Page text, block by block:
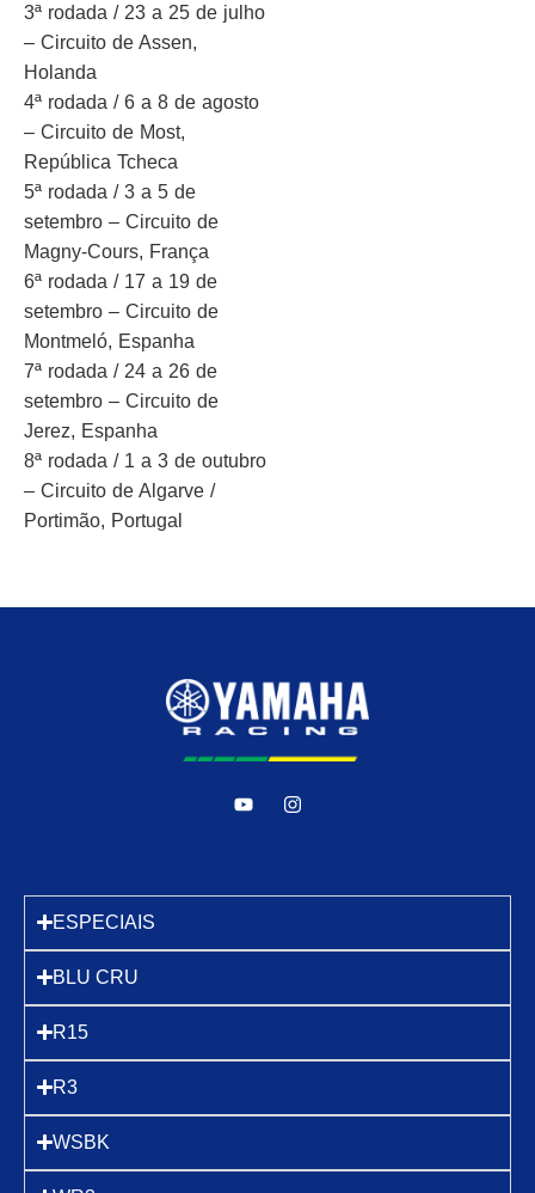
3ª rodada / 23 a 25 de julho
– Circuito de Assen,
Holanda
4ª rodada / 6 a 8 de agosto
– Circuito de Most,
República Tcheca
5ª rodada / 3 a 5 de
setembro – Circuito de
Magny-Cours, França
6ª rodada / 17 a 19 de
setembro – Circuito de
Montmeló, Espanha
7ª rodada / 24 a 26 de
setembro – Circuito de
Jerez, Espanha
8ª rodada / 1 a 3 de outubro
– Circuito de Algarve /
Portimão, Portugal
ESPECIAIS
BLU CRU
R15
R3
WSBK